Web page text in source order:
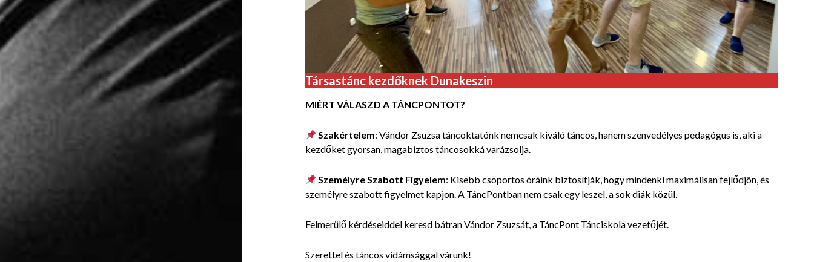
Társastánc kezdőknek Dunakeszin
MIÉRT VÁLASZD A TÁNCPONTOT?
Szakértelem: Vándor Zsuzsa táncoktatónk nemcsak kiváló táncos, hanem szenvedélyes pedagógus is, aki a
kezdőket gyorsan, magabiztos táncosokká varázsolja.
Személyre Szabott Figyelem: Kisebb csoportos óráink biztosítják, hogy mindenki maximálisan fejlődjön, és
személyre szabott figyelmet kapjon. A TáncPontban nem csak egy leszel, a sok diák közül.
Felmerülő kérdéseiddel keresd bátranVándor Zsuzsát, a TáncPont Tánciskola vezetőjét.
Szerettelés táncos vidámsággal várunk!